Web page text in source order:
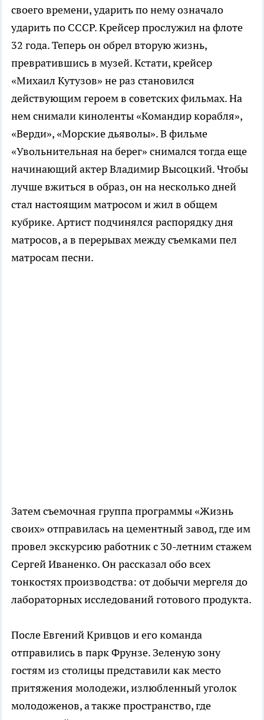
своего времени, ударить по нему означало
ударить по СССР. Крейсер прослужил на флоте
32 года. Теперь он обрел вторую жизнь,
превратившись в музей. Кстати, крейсер
«Михаил Кутузов» не раз становился
действующим героем в советских фильмах. На
нем снимали киноленты «Командир корабля»,
«Верди», «Морские дьяволы». В фильме
«Увольнительная на берег» снимался тогда еще
начинающий актер Владимир Высоцкий. Чтобы
лучше вжиться в образ, он на несколько дней
стал настоящим матросом и жил в общем
кубрике. Артист подчинялся распорядку дня
матросов, а в перерывах между съемками пел
матросам песни.
Затем съемочная группа программы «Жизнь
своих» отправилась на цементный завод, где им
провел экскурсию работник с 30-летним стажем
Сергей Иваненко. Он рассказал обо всех
тонкостях производства: от добычи мергеля до
лабораторных исследований готового продукта.
После Евгений Кривцов и его команда
отправились в парк Фрунзе. Зеленую зону
гостям из столицы представили как место
притяжения молодежи, излюбленный уголок
молодоженов, а также пространство, где